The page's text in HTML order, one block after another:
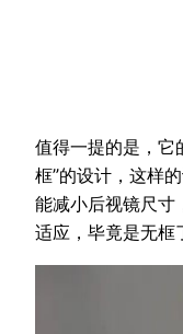
值得一提的是，它
框”的设计，这样
能减小后视镜尺寸
适应，毕竟是无框